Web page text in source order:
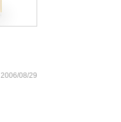
2006/08/29